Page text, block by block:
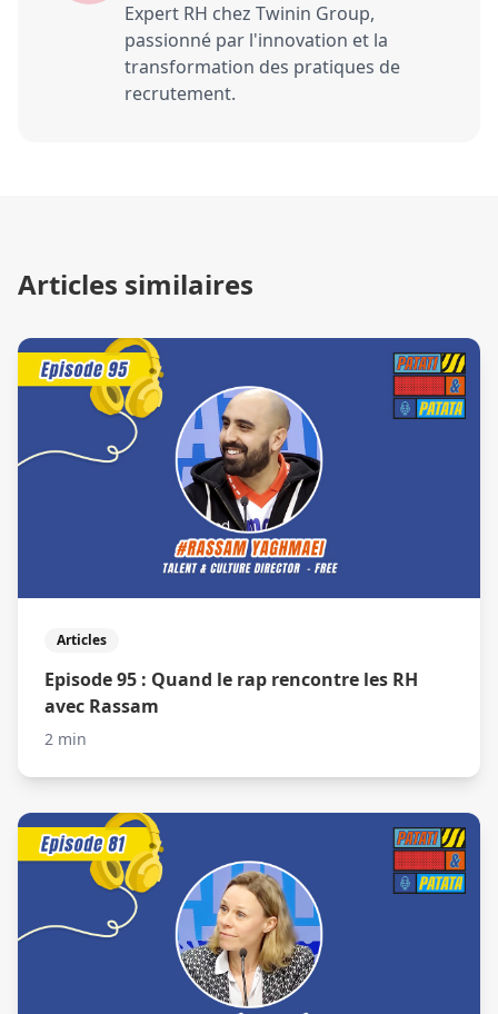
Expert RH chez Twinin Group,
passionné par l'innovation et la
transformation des pratiques de
recrutement.
Articles similaires
Articles
Episode 95 : Quand le rap rencontre les RH
avec Rassam
2 min